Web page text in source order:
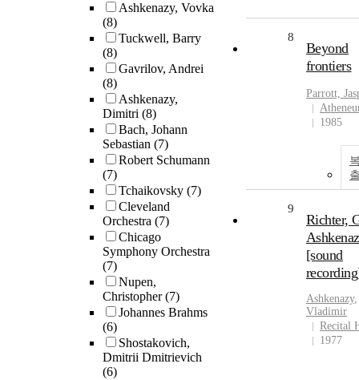
Ashkenazy, Vovka
(8)
Tuckwell, Barry
(8)
Gavrilov, Andrei
(8)
Ashkenazy,
Dimitri (8)
Bach, Johann
Sebastian (7)
Robert Schumann
(7)
Tchaikovsky (7)
Cleveland
Orchestra (7)
Chicago
Symphony Orchestra
(7)
Nupen,
Christopher(7)
Johannes Brahms
(6)
Shostakovich,
Dmitrii Dmitrievich
(6)
8
Beyond
frontiers
Parrott,
1985
9
Richter,
[sound
Ashkenazy,
Vladimir
Recital
1977